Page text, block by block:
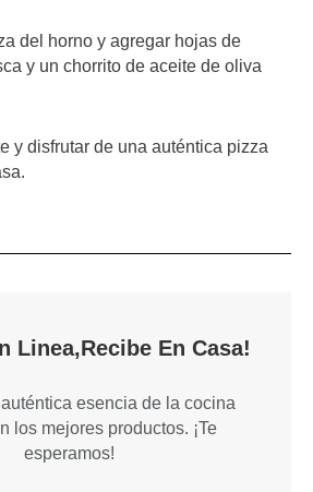
del horno y agregar hojas de
y un chorrito de aceite de oliva
y disfrutar de una auténtica pizza
Linea,recibe En Casa!
esencia de la cocina
los mejores productos. ¡Te
esperamos!